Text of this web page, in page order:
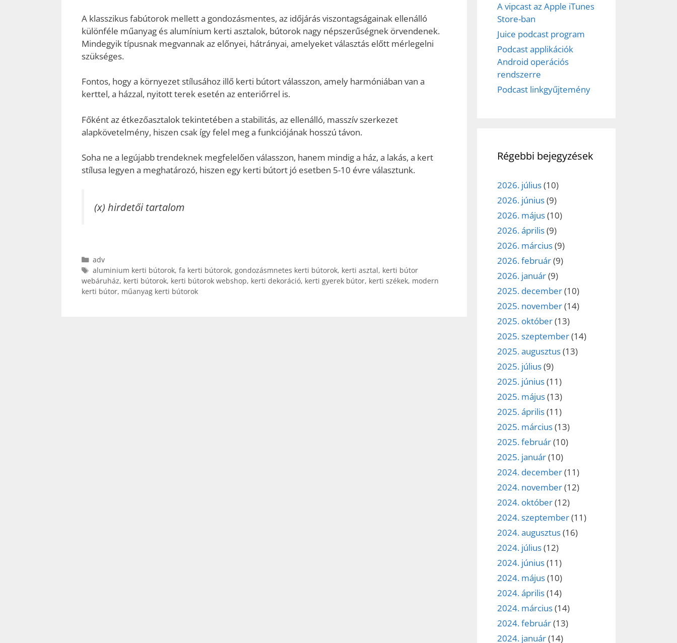
A klasszikus fabútorok mellett a gondozásmentes, az időjárás viszontagságainak ellenálló
különféle műanyag és alumínium kerti asztalok, bútorok nagy népszerűségnek örvendenek.
Mindegyik típusnak megvannak az előnyei, hátrányai, amelyeket választás előtt mérlegelni
szükséges.
Fontos, hogy a környezet stílusához illő kerti bútort válasszon, amely harmóniában van a
kerttel, a házzal, nyitott terek esetén az enteriőrrel is.
Főként az étkezőasztalok tekintetében a stabilitás, az ellenálló, masszív szerkezet
alapkövetelmény, hiszen csak így felel meg a funkciójának hosszú távon.
Soha ne a legújabb trendeknek megfelelően válasszon, hanem mindig a ház, a lakás, a kert
stílusa legyen a meghatározó, hiszen egy kerti bútort jó esetben 5-10 évre választunk.
(x) hirdetői tartalom
Kategória
adv
Címkék
aluminium kerti bútorok, fa kerti bútorok, gondozásmnetes kerti bútorok, kerti asztal, kerti bútor
webáruház, kerti bútorok, kerti bútorok webshop, kerti dekoráció, kerti gyerek bútor, kerti székek, modern
kerti bútor, műanyag kerti bútorok
A vipcast az Apple iTunes
Store-ban
Juice podcast program
Podcast applikációk
Android operációs
rendszerre
Podcast linkgyűjtemény
Régebbi bejegyzések
2026. július(10)
2026. június(9)
2026. május(10)
2026. április(9)
2026. március(9)
2026. február(9)
2026. január(9)
2025. december(10)
2025. november(14)
2025. október(13)
2025. szeptember(14)
2025. augusztus(13)
2025. július(9)
2025. június(11)
2025. május(13)
2025. április(11)
2025. március(13)
2025. február(10)
2025. január(10)
2024. december(11)
2024. november(12)
2024. október(12)
2024. szeptember(11)
2024. augusztus(16)
2024. július(12)
2024. június(11)
2024. május(10)
2024. április(14)
2024. március(14)
2024. február(13)
2024. január(14)